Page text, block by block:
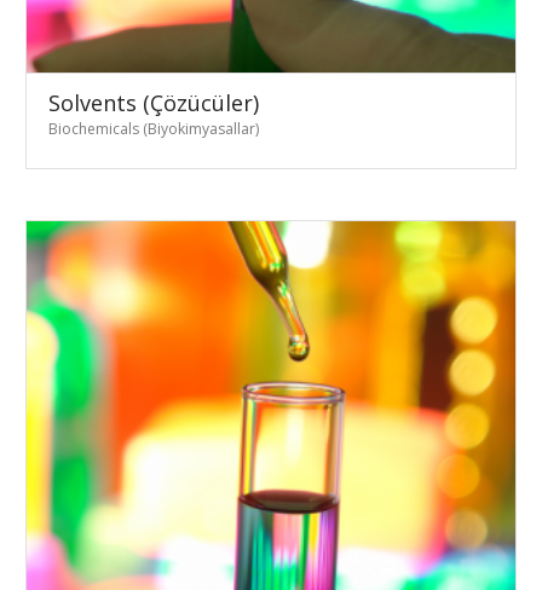
Solvents (Çözücüler)
Biochemicals (Biyokimyasallar)